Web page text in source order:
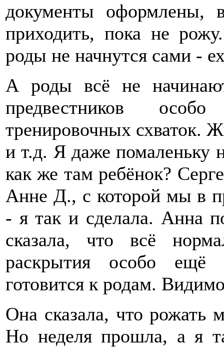
документы
приходить, пока не
роды не начнутся сами -
А роды всё не
предвестников
тренировочных схваток.
и т.д. Я даже помаленьку
как же там ребёнок?
Анне Д., с которой мы в
- я так и сделала. Анна
сказала, что всё
раскрытия особо ещё
готовится к родам.
Она сказала, что рожать
Но неделя прошла, а я